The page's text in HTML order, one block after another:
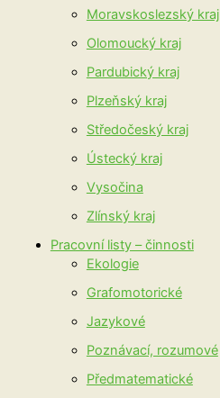
Moravskoslezský kraj
Olomoucký kraj
Pardubický kraj
Plzeňský kraj
Středočeský kraj
Ústecký kraj
Vysočina
Zlínský kraj
Pracovní listy – činnosti
Ekologie
Grafomotorické
Jazykové
Poznávací, rozumové
Předmatematické